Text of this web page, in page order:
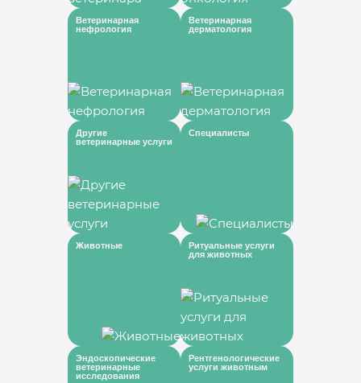
Ветеринарная
нефрология
Ветеринарная
дерматология
Другие
ветеринарные услуги
Специалисты
Животные
Ритуальные услуги
для животных
Эндоскопические
ветеринарные
исследования
Рентгенологические
услуги животным